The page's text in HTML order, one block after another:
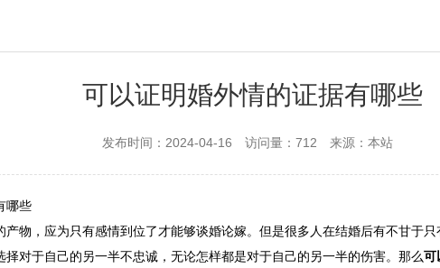
可以证明婚外情的证据有哪些
发布时间：2024-04-16 访问量：712 来源：本站
哪些
，应为只有感情到位了才能够谈婚论嫁。但是很多人在结婚后有不甘于只
择对于自己的另一半不忠诚，无论怎样都是对于自己的另一半的伤害。那么可